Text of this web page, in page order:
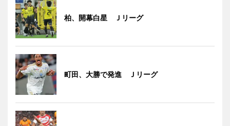
柏、開幕白星 Ｊリーグ
町田、大勝で発進 Ｊリーグ